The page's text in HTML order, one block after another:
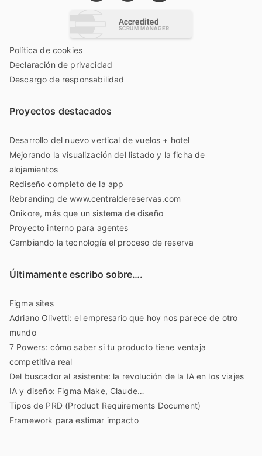
Política de cookies
Declaración de privacidad
Descargo de responsabilidad
Proyectos destacados
Desarrollo del nuevo vertical de vuelos + hotel
Mejorando la visualización del listado y la ficha de
alojamientos
Rediseño completo de la app
Rebranding de www.centraldereservas.com
Onikore, más que un sistema de diseño
Proyecto interno para agentes
Cambiando la tecnología el proceso de reserva
Últimamente escribo sobre….
Figma sites
Adriano Olivetti: el empresario que hoy nos parece de otro
mundo
7 Powers: cómo saber si tu producto tiene ventaja
competitiva real
Del buscador al asistente: la revolución de la IA en los viajes
IA y diseño: Figma Make, Claude…
Tipos de PRD (Product Requirements Document)
Framework para estimar impacto